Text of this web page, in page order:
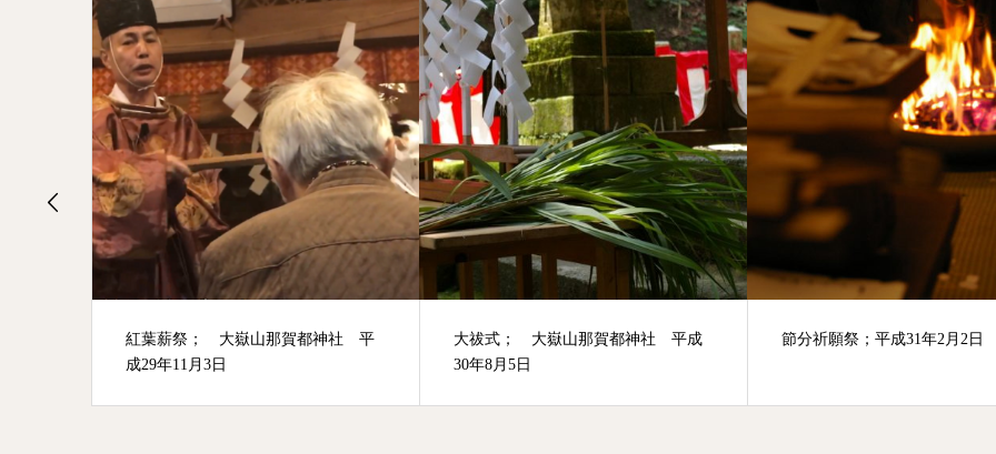
大祓式； 大嶽山那賀都神社 平成
30年8月5日
節分祈願祭；平成31年2月2日 歳旦祭；平成31年1月1日